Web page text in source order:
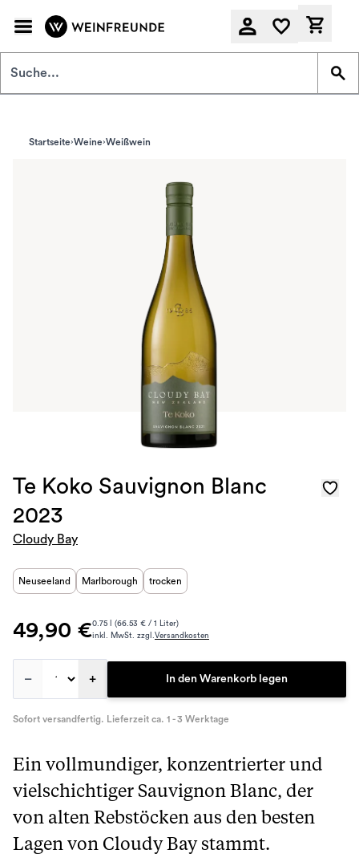
Startseite Weine Weißwein
Te Koko Sauvignon Blanc
2023
Cloudy Bay
Neuseeland Marlborough trocken
49,90 €0.75 l (66.53 € / 1 Liter)
inkl. MwSt. zzgl.Versandkosten
– + In den Warenkorb legen
Sofort versandfertig. Lieferzeit ca. 1 - 3 Werktage
Ein vollmundiger, konzentrierter und
vielschichtiger Sauvignon Blanc, der
von alten Rebstöcken aus den besten
Lagen von Cloudy Bay stammt.